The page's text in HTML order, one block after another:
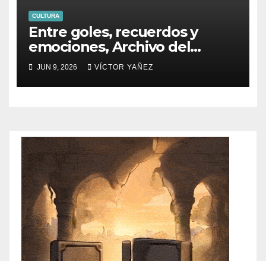
CULTURA
Entre goles, recuerdos y
emociones, Archivo del
PJEdomex inauguró
exposición
JUN 9, 2026 VÍCTOR YAÑEZ